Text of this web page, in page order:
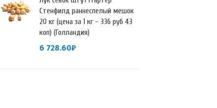
Стенфилд раннеспелый мешок
20 кг (цена за 1 кг - 336 руб 43
коп) (Голландия)
6 728.60₽